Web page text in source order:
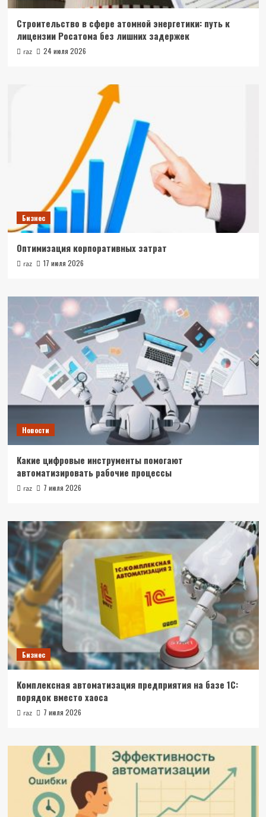
Строительство в сфере атомной энергетики: путь к
лицензии Росатома без лишних задержек
raz 24 июля 2026
Бизнес
Оптимизация корпоративных затрат
raz 17 июля 2026
Новости
Какие цифровые инструменты помогают
автоматизировать рабочие процессы
raz 7 июля 2026
Бизнес
Комплексная автоматизация предприятия на базе 1С:
порядок вместо хаоса
raz 7 июля 2026